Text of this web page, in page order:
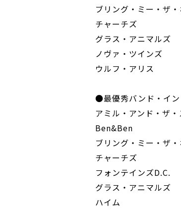
ブリング・ミー・ザ
チャーチズ
グラス・アニマルズ
ノヴァ・ツインズ
ウルフ・アリス
●最優秀バンド・イン
アミル・アンド・ザ
Ben&Ben
ブリング・ミー・ザ
チャーチズ
フォンテインズD.C.
グラス・アニマルズ
ハイム